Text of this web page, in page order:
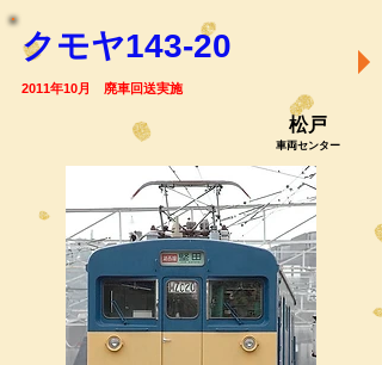
クモヤ143-20
2011年10月 廃車回送実施
松戸
車両センター